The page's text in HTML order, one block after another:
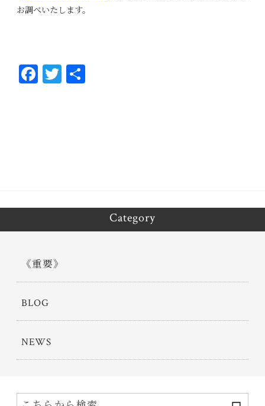
お調べいたします。
Fa T
Category
《重要》
BLOG
NEWS